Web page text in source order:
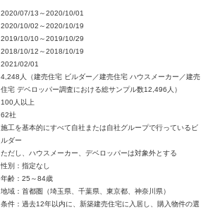
2020/07/13～2020/10/01
2020/10/02～2020/10/19
2019/10/10～2019/10/29
2018/10/12～2018/10/19
2021/02/01
4,248人（建売住宅 ビルダー／建売住宅 ハウスメーカー／建売
住宅 デベロッパー調査における総サンプル数12,496人）
100人以上
62社
施工を基本的にすべて自社または自社グループで行っているビ
ルダー
ただし、ハウスメーカー、デベロッパーは対象外とする
性別：指定なし
年齢：25～84歳
地域：首都圏（埼玉県、千葉県、東京都、神奈川県）
条件：過去12年以内に、新築建売住宅に入居し、購入物件の選